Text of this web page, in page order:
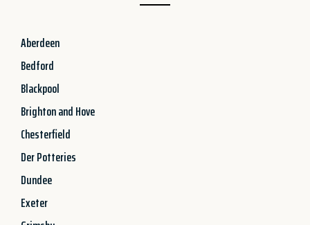
Aberdeen
Bedford
Blackpool
Brighton and Hove
Chesterfield
Der Potteries
Dundee
Exeter